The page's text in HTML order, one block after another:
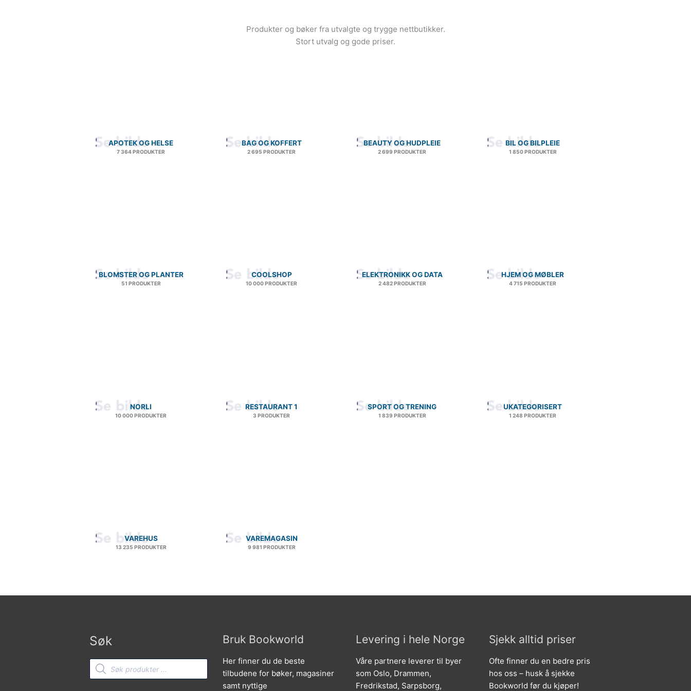
Produkter og bøker fra utvalgte og trygge nettbutikker.
Stort utvalg og gode priser.
APOTEK OG HELSE
7 364 PRODUKTER
BAG OG KOFFERT
2 695 PRODUKTER
BEAUTY OG HUDPLEIE
2 699 PRODUKTER
BIL OG BILPLEIE
1 850 PRODUKTER
BLOMSTER OG PLANTER
51 PRODUKTER
COOLSHOP
10 000 PRODUKTER
ELEKTRONIKK OG DATA
2 482 PRODUKTER
HJEM OG MØBLER
4 715 PRODUKTER
NORLI
10 000 PRODUKTER
RESTAURANT 1
3 PRODUKTER
SPORT OG TRENING
1 839 PRODUKTER
UKATEGORISERT
1 248 PRODUKTER
VAREHUS
13 235 PRODUKTER
VAREMAGASIN
9 981 PRODUKTER
Søk
Products
search
Bruk Bookworld
Her finner du de beste
tilbudene for bøker, magasiner
samt nyttige
Levering i hele Norge
Våre partnere leverer til byer
som Oslo, Drammen,
Fredrikstad, Sarpsborg,
Sjekk alltid priser
Ofte finner du en bedre pris
hos oss – husk å sjekke
Bookworld før du kjøper!